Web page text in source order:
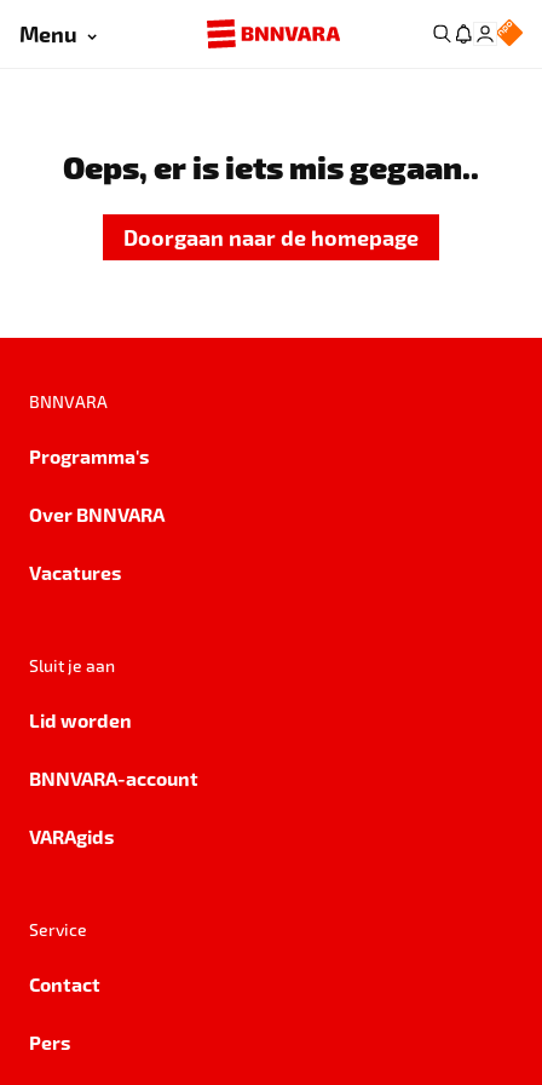
Menu
Oeps, er is iets mis gegaan..
Doorgaan naar de homepage
BNNVARA
Programma's
Over BNNVARA
Vacatures
Sluit je aan
Lid worden
BNNVARA-account
VARAgids
Service
Contact
Pers